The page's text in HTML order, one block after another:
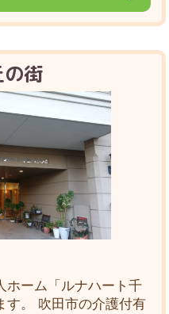
街
ホーム「ルナハート千
。 吹田市の介護付有